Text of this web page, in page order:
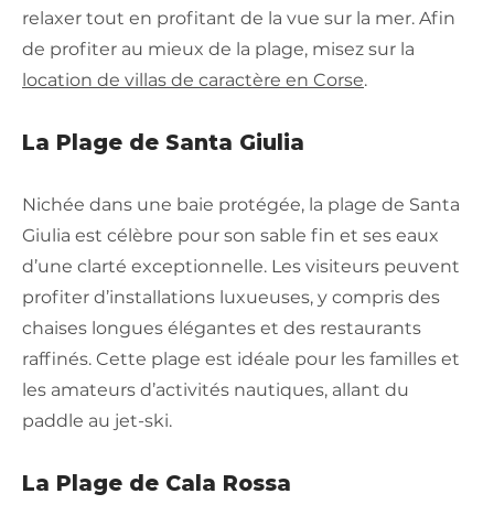
relaxer tout en profitant de la vue sur la mer. Afin
de profiter au mieux de la plage, misez sur la
location de villas de caractère en Corse.
La Plage de Santa Giulia
Nichée dans une baie protégée, la plage de Santa
Giulia est célèbre pour son sable fin et ses eaux
d’une clarté exceptionnelle. Les visiteurs peuvent
profiter d’installations luxueuses, y compris des
chaises longues élégantes et des restaurants
raffinés. Cette plage est idéale pour les familles et
les amateurs d’activités nautiques, allant du
paddle au jet-ski.
La Plage de Cala Rossa